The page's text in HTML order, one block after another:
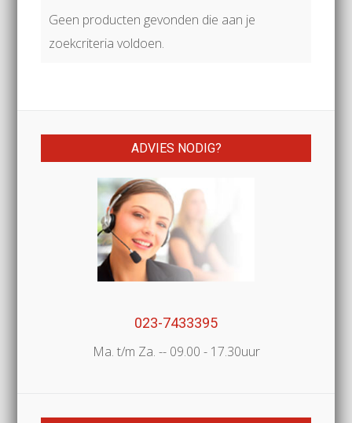
Geen producten gevonden die aan je
zoekcriteria voldoen.
ADVIES NODIG?
023-7433395
Ma. t/m Za. -- 09.00 - 17.30uur